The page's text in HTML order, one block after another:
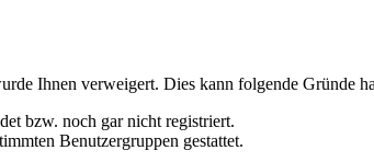
Ihnen verweigert. Dies kann folgende Gründe
bzw. noch gar nicht registriert.
Benutzergruppen gestattet.